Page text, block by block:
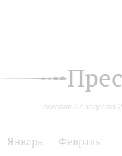
сегодня 07 августа
Январь Февраль